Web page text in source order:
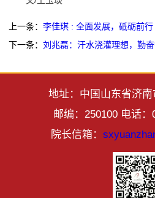
上一条：李佳琪 : 全面发展，砥砺前行
下一条：刘兆磊：汗水浇灌理想，勤
地址：中国山东省济
邮编：250100 电话：
院长信箱：